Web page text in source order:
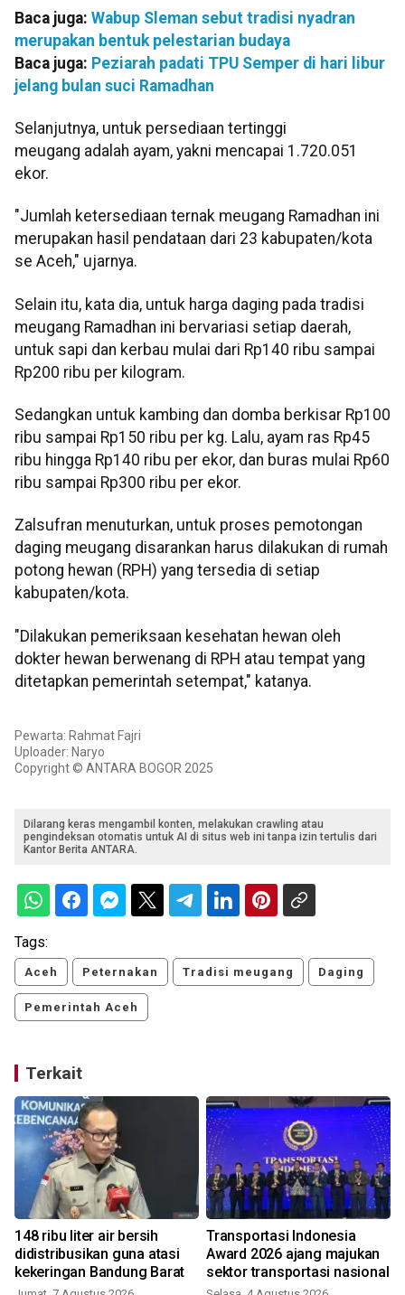
Baca juga: Wabup Sleman sebut tradisi nyadran
merupakan bentuk pelestarian budaya
Baca juga: Peziarah padati TPU Semper di hari libur
jelang bulan suci Ramadhan
Selanjutnya, untuk persediaan tertinggi
meugang adalah ayam, yakni mencapai 1.720.051
ekor.
"Jumlah ketersediaan ternak meugang Ramadhan ini
merupakan hasil pendataan dari 23 kabupaten/kota
se Aceh," ujarnya.
Selain itu, kata dia, untuk harga daging pada tradisi
meugang Ramadhan ini bervariasi setiap daerah,
untuk sapi dan kerbau mulai dari Rp140 ribu sampai
Rp200 ribu per kilogram.
Sedangkan untuk kambing dan domba berkisar Rp100
ribu sampai Rp150 ribu per kg. Lalu, ayam ras Rp45
ribu hingga Rp140 ribu per ekor, dan buras mulai Rp60
ribu sampai Rp300 ribu per ekor.
Zalsufran menuturkan, untuk proses pemotongan
daging meugang disarankan harus dilakukan di rumah
potong hewan (RPH) yang tersedia di setiap
kabupaten/kota.
"Dilakukan pemeriksaan kesehatan hewan oleh
dokter hewan berwenang di RPH atau tempat yang
ditetapkan pemerintah setempat," katanya.
Pewarta: Rahmat Fajri
Uploader: Naryo
Copyright © ANTARA BOGOR 2025
Dilarang keras mengambil konten, melakukan crawling atau
pengindeksan otomatis untuk AI di situs web ini tanpa izin tertulis dari
Kantor Berita ANTARA.
Tags:
Aceh Peternakan Tradisi meugang Daging
Pemerintah Aceh
Terkait
148 ribu liter air bersih
didistribusikan guna atasi
kekeringan Bandung Barat
Transportasi Indonesia
Award 2026 ajang majukan
sektor transportasi nasional